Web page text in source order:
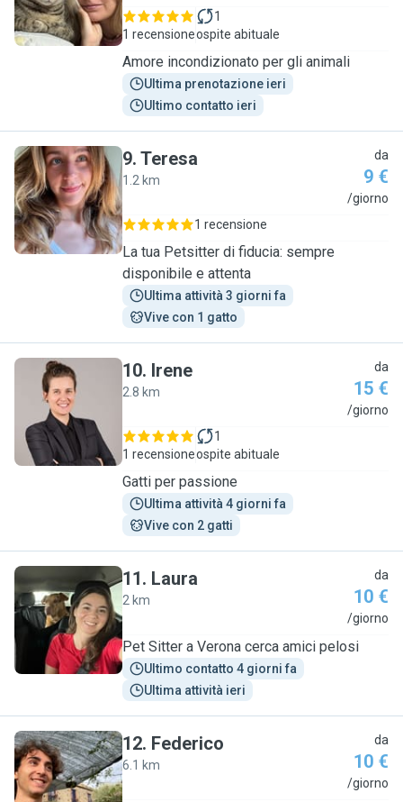
1 recensione
1
ospite abituale
Amore incondizionato per gli animali
Ultima prenotazione ieri
Ultimo contatto ieri
T
9. Teresa
1.2 km
da
9 €
/giorno
1 recensione
La tua Petsitter di fiducia: sempre
disponibile e attenta
Ultima attività 3 giorni fa
Vive con 1 gatto
I
10. Irene
2.8 km
da
15 €
/giorno
1 recensione
1
ospite abituale
Gatti per passione
Ultima attività 4 giorni fa
Vive con 2 gatti
L
11. Laura
2 km
da
10 €
/giorno
Pet Sitter a Verona cerca amici pelosi
Ultimo contatto 4 giorni fa
Ultima attività ieri
F
12. Federico
6.1 km
da
10 €
/giorno